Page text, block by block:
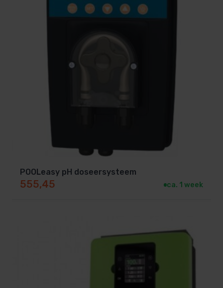
Kan uiteraard wel afgehaald
POOLeasy pH doseersysteem
555,45 ca. 1 week